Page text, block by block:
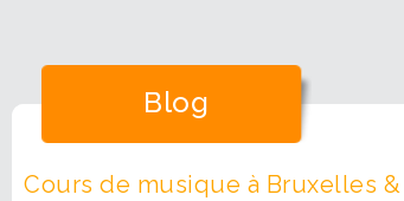
Blog
Cours de musique à Bruxelles